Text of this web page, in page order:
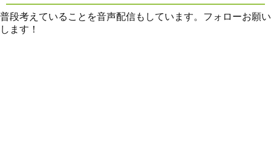
普段考えていることを音声配信もしています。フォローお願い
します！